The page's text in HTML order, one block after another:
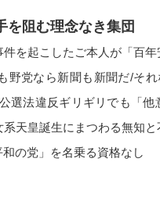
を阻む理念なき集団
を起こしたご本人が「百
野党なら新聞も新聞だ/そ
選法違反ギリギリでも「
天皇誕生にまつわる無知
の党」を名乗る資格なし